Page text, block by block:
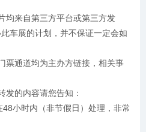
均来自第三方平台或第三方发
车展的计划，并不保证一定会如
票通道均为主办方链接，相关事
发的内容请您告知：
小时内（非节假日）处理，非常